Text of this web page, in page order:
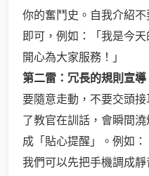
你的奮鬥史。自我介紹
即可，例如：「我是今
開心為大家服務！」
第二雷：冗長的規則宣導
要隨意走動，不要交頭
了教官在訓話，會瞬間
成「貼心提醒」。例如
我們可以先把手機調成